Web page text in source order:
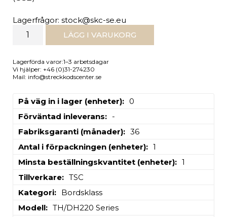
Lagerfrågor: stock@skc-se.eu
LÄGG I VARUKORG
Lagerförda varor:1–3 arbetsdagar
Vi hjälper: +46 (0)31-274230
Mail: info@streckkodscenter.se
På väg in i lager (enheter)
0
Förväntad inleverans
-
Fabriksgaranti (månader)
36
Antal i förpackningen (enheter)
1
Minsta beställningskvantitet (enheter)
1
Tillverkare
TSC
Kategori
Bordsklass
Modell
TH/DH220 Series